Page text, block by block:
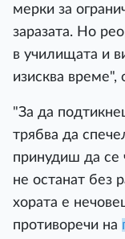
мерки за
заразата. Но
в училищата и
изисква
"За да
трябва да
принудиш да се
не останат без
хората е
противоречи на